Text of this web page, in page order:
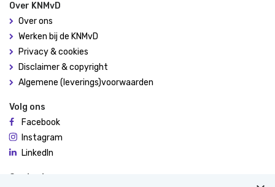
Over KNMvD
Over ons
Werken bij de KNMvD
Privacy & cookies
Disclaimer & copyright
Algemene (leverings)voorwaarden
Volg ons
Facebook
Instagram
LinkedIn
Contact